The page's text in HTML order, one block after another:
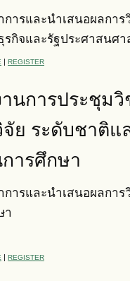
การและนำเสนอผลกา
กิจและรัฐประศาสนศา
| REGISTER
านการประชุม
จัย ระดับชาติ
ารศึกษา
การและนำเสนอผลกา
า
REGISTER